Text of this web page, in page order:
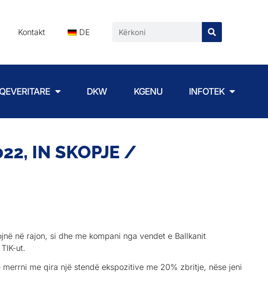
Kontakt DE
DKW KGENU INFOTEK
IN SKOPJE /
në rajon, si dhe me kompani nga vendet e Ballkanit
ut.
me qira një stendë ekspozitive me 20% zbritje, nëse jeni